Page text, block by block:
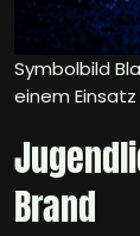
Symbolbild
einem
Brand